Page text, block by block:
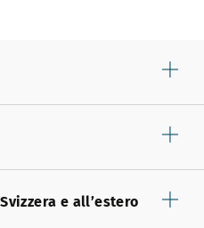
e all’estero